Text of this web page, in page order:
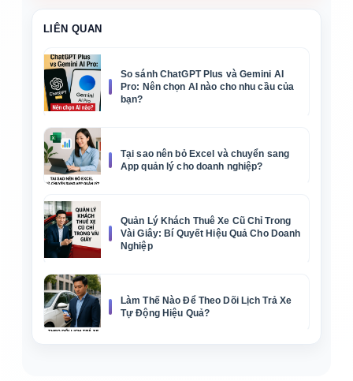
LIÊN QUAN
So sánh ChatGPT Plus và Gemini AI
Pro: Nên chọn AI nào cho nhu cầu của
bạn?
Tại sao nên bỏ Excel và chuyển sang
App quản lý cho doanh nghiệp?
Quản Lý Khách Thuê Xe Cũ Chỉ Trong
Vài Giây: Bí Quyết Hiệu Quả Cho Doanh
Nghiệp
Làm Thế Nào Để Theo Dõi Lịch Trả Xe
Tự Động Hiệu Quả?